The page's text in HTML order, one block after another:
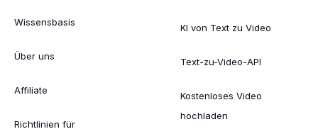
Wissensbasis
Über uns
Affiliate
Richtlinien für
KI von Text zu Video
Text-zu-Video-API
Kostenloses Video
hochladen